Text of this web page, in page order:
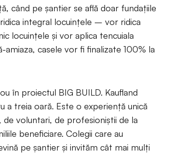
când pe șantier se află doar fundațiile
integral locuințele – vor ridica
locuințele și vor aplica tencuiala
amiaza, casele vor fi finalizate 100% la
în proiectul BIG BUILD. Kaufland
a treia oară. Este o experiență unică
voluntari, de profesioniștii de la
beneficiare. Colegii care au
pe șantier și invităm cât mai mulți